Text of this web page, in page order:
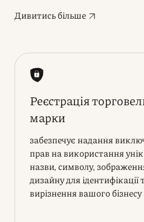
Дивитись більше
Реєстрація
марки
забезпечує надання
прав на використання
назви, символу,
дизайну для ідентифікації
вирізнення вашого бізнесу